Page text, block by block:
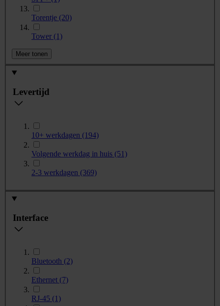
Torentje (20)
Tower (1)
Meer tonen
Levertijd
10+ werkdagen (194)
Volgende werkdag in huis (51)
2-3 werkdagen (369)
Interface
Bluetooth (2)
Ethernet (7)
RJ-45 (1)